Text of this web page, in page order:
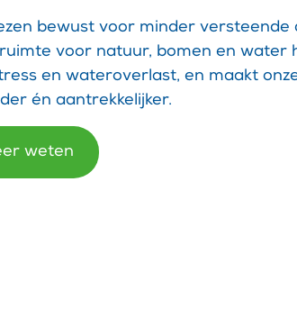
bewust voor minder versteende
voor natuur, bomen en water
en wateroverlast, en maakt
én aantrekkelijker.
weten